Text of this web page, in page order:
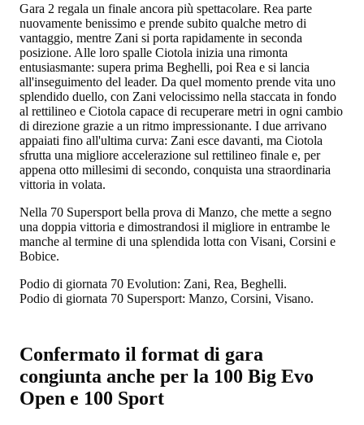
Gara 2 regala un finale ancora più spettacolare. Rea parte
nuovamente benissimo e prende subito qualche metro di
vantaggio, mentre Zani si porta rapidamente in seconda
posizione. Alle loro spalle Ciotola inizia una rimonta
entusiasmante: supera prima Beghelli, poi Rea e si lancia
all'inseguimento del leader. Da quel momento prende vita uno
splendido duello, con Zani velocissimo nella staccata in fondo
al rettilineo e Ciotola capace di recuperare metri in ogni cambio
di direzione grazie a un ritmo impressionante. I due arrivano
appaiati fino all'ultima curva: Zani esce davanti, ma Ciotola
sfrutta una migliore accelerazione sul rettilineo finale e, per
appena otto millesimi di secondo, conquista una straordinaria
vittoria in volata.
Nella 70 Supersport bella prova di Manzo, che mette a segno
una doppia vittoria e dimostrandosi il migliore in entrambe le
manche al termine di una splendida lotta con Visani, Corsini e
Bobice.
Podio di giornata 70 Evolution: Zani, Rea, Beghelli.
Podio di giornata 70 Supersport: Manzo, Corsini, Visano.
Confermato il format di gara
congiunta anche per la 100 Big Evo
Open e 100 Sport